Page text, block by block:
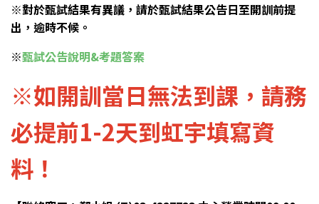
※對於甄試結果有異議，請於甄試結果公告日至開訓前提
出，逾時不候。
※甄試公告說明&考題答案
※如開訓當日無法到課，請務
必提前1-2天到虹宇填寫資
料！